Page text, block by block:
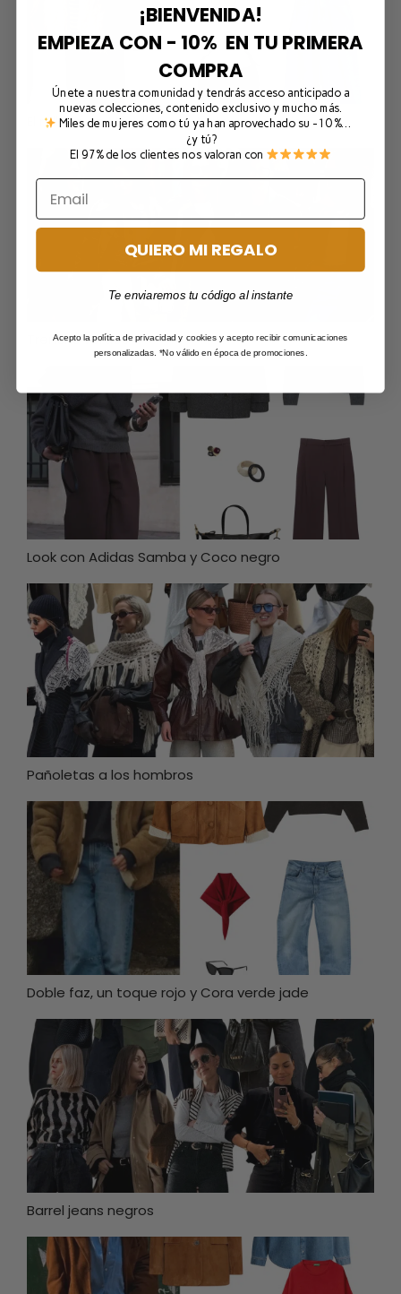
El rollazo de Marta Vera y Mirta azul marino
Trenchs verdes
Look con Adidas Samba y Coco negro
Pañoletas a los hombros
Doble faz, un toque rojo y Cora verde jade
Barrel jeans negros
¡BIENVENIDA!
EMPIEZA CON - 10% EN TU PRIMERA
COMPRA
Únete a nuestra comunidad y tendrás acceso anticipado a
nuevas colecciones, contenido exclusivo y mucho más.
Miles de mujeres como tú ya han aprovechado su -10 %…
¿y tú?
El 97% de los clientes nos valoran con
QUIERO MI REGALO
Te enviaremos tu código al instante
Acepto la política de privacidad y cookies y acepto recibir comunicaciones
personalizadas. *No válido en época de promociones.